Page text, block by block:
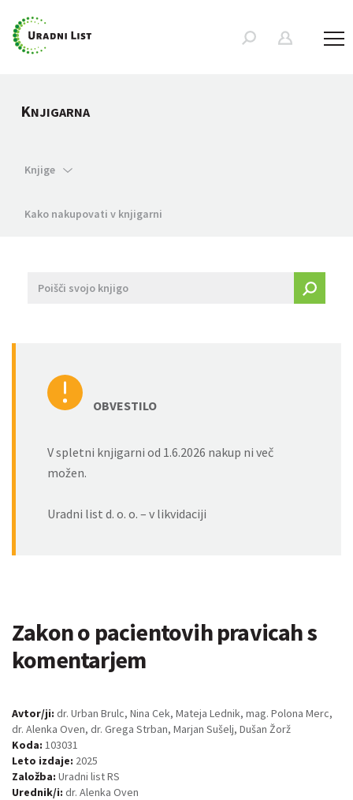
KNJIGARNA
Knjige
Kako nakupovati v knjigarni
OBVESTILO
V spletni knjigarni od 1.6.2026 nakup ni več
možen.
Uradni list d. o. o. – v likvidaciji
Zakon o pacientovih pravicah s
komentarjem
Avtor/ji: dr. Urban Brulc, Nina Cek, Mateja Lednik, mag. Polona Merc,
dr. Alenka Oven, dr. Grega Strban, Marjan Sušelj, Dušan Žorž
Koda: 103031
Leto izdaje: 2025
Založba: Uradni list RS
Urednik/i: dr. Alenka Oven